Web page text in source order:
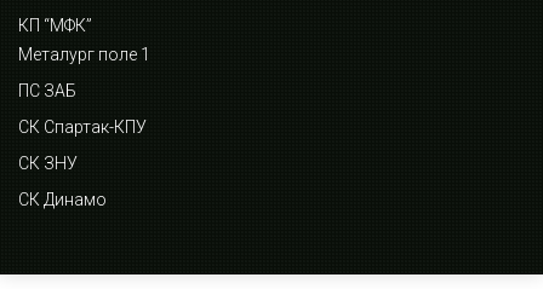
КП “МФК”
Металург поле 1
ПС ЗАБ
СК Спартак-КПУ
СК ЗНУ
СК Динамо